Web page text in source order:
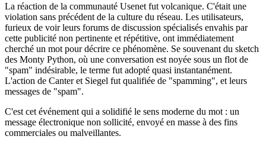
La réaction de la communauté Usenet fut volcanique. C'était une
violation sans précédent de la culture du réseau. Les utilisateurs,
furieux de voir leurs forums de discussion spécialisés envahis par
cette publicité non pertinente et répétitive, ont immédiatement
cherché un mot pour décrire ce phénomène. Se souvenant du sketch
des Monty Python, où une conversation est noyée sous un flot de
"spam" indésirable, le terme fut adopté quasi instantanément.
L'action de Canter et Siegel fut qualifiée de "spamming", et leurs
messages de "spam".
C'est cet événement qui a solidifié le sens moderne du mot : un
message électronique non sollicité, envoyé en masse à des fins
commerciales ou malveillantes.